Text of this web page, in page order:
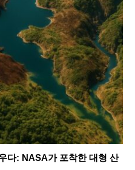
다: NASA가 포착한 대형 산